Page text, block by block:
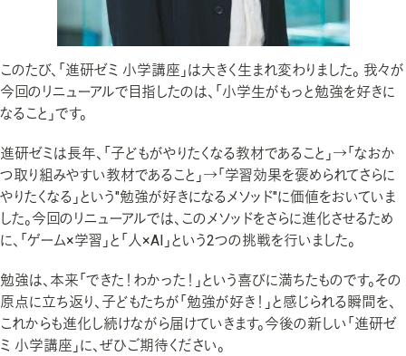
このたび、「進研ゼミ 小学講座」は大きく生まれ変わりました。 我々が
今回のリニューアルで目指したのは、「小学生がもっと勉強を好きに
なること」です。
進研ゼミは長年、「子どもがやりたくなる教材であること」→「なおか
つ取り組みやすい教材であること」→「学習効果を褒められてさらに
やりたくなる」という"勉強が好きになるメソッド"に価値をおいていま
した。今回のリニューアルでは、このメソッドをさらに進化させるため
に、「ゲーム×学習」と「人×AI」という2つの挑戦を行いました。
勉強は、本来「できた！わかった！」という喜びに満ちたものです。その
原点に立ち返り、子どもたちが「勉強が好き！」と感じられる瞬間を、
これからも進化し続けながら届けていきます。今後の新しい「進研ゼ
ミ 小学講座」に、ぜひご期待ください。